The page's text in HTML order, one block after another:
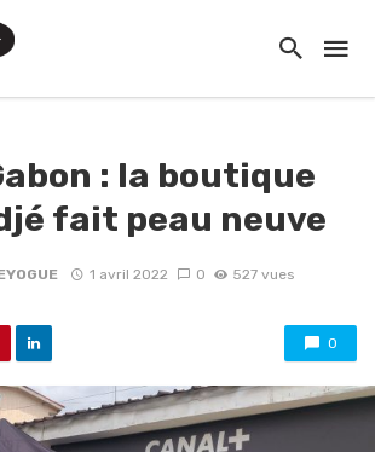
: la boutique
fait peau neuve
1 avril 2022 0 527 vues
0